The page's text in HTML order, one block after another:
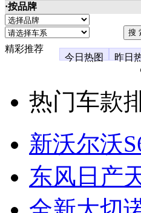
·按品牌
精彩推荐
今日热图
昨日
热门车款
新沃尔沃
东风日产